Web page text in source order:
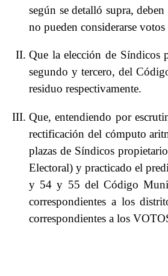
según se detalló supra,
no pueden considerarse
Que la elección de Síndicos
segundo y tercero, del
residuo respectivamente.
Que, entendiendo por
rectificación del cómputo
plazas de Síndicos
Electoral) y practicado el
y 54 y 55 del Código
correspondientes a los
correspondientes a los